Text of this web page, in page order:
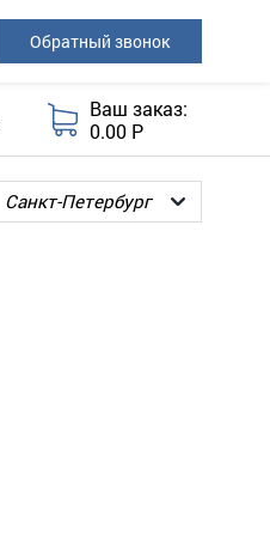
Обратный звонок
Ваш заказ:
0.00 Р